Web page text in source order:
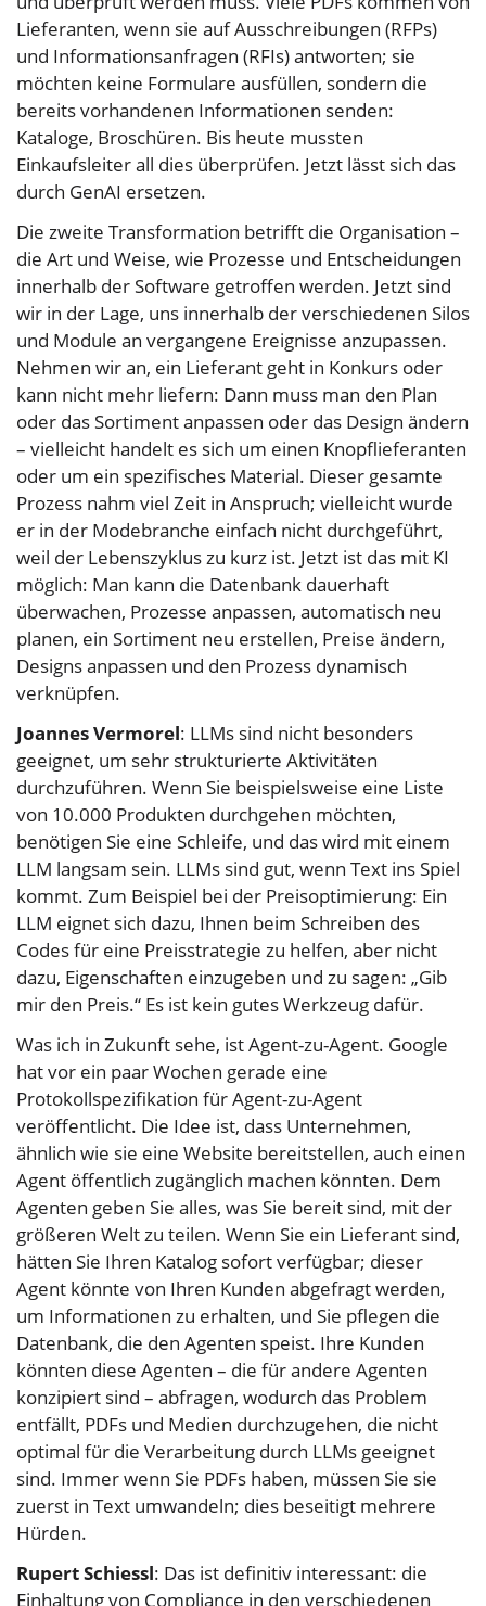
Lieferanten, wenn sie auf Ausschreibungen (RFPs)
und Informationsanfragen (RFIs) antworten; sie
möchten keine Formulare ausfüllen, sondern die
bereits vorhandenen Informationen senden:
Kataloge, Broschüren. Bis heute mussten
Einkaufsleiter all dies überprüfen. Jetzt lässt sich das
durch GenAI ersetzen.
Die zweite Transformation betrifft die Organisation –
die Art und Weise, wie Prozesse und Entscheidungen
innerhalb der Software getroffen werden. Jetzt sind
wir in der Lage, uns innerhalb der verschiedenen Silos
und Module an vergangene Ereignisse anzupassen.
Nehmen wir an, ein Lieferant geht in Konkurs oder
kann nicht mehr liefern: Dann muss man den Plan
oder das Sortiment anpassen oder das Design ändern
– vielleicht handelt es sich um einen Knopflieferanten
oder um ein spezifisches Material. Dieser gesamte
Prozess nahm viel Zeit in Anspruch; vielleicht wurde
er in der Modebranche einfach nicht durchgeführt,
weil der Lebenszyklus zu kurz ist. Jetzt ist das mit KI
möglich: Man kann die Datenbank dauerhaft
überwachen, Prozesse anpassen, automatisch neu
planen, ein Sortiment neu erstellen, Preise ändern,
Designs anpassen und den Prozess dynamisch
verknüpfen.
Joannes Vermorel: LLMs sind nicht besonders
geeignet, um sehr strukturierte Aktivitäten
durchzuführen. Wenn Sie beispielsweise eine Liste
von 10.000 Produkten durchgehen möchten,
benötigen Sie eine Schleife, und das wird mit einem
LLM langsam sein. LLMs sind gut, wenn Text ins Spiel
kommt. Zum Beispiel bei der Preisoptimierung: Ein
LLM eignet sich dazu, Ihnen beim Schreiben des
Codes für eine Preisstrategie zu helfen, aber nicht
dazu, Eigenschaften einzugeben und zu sagen: „Gib
mir den Preis.“ Es ist kein gutes Werkzeug dafür.
Was ich in Zukunft sehe, ist Agent-zu-Agent. Google
hat vor ein paar Wochen gerade eine
Protokollspezifikation für Agent-zu-Agent
veröffentlicht. Die Idee ist, dass Unternehmen,
ähnlich wie sie eine Website bereitstellen, auch einen
Agent öffentlich zugänglich machen könnten. Dem
Agenten geben Sie alles, was Sie bereit sind, mit der
größeren Welt zu teilen. Wenn Sie ein Lieferant sind,
hätten Sie Ihren Katalog sofort verfügbar; dieser
Agent könnte von Ihren Kunden abgefragt werden,
um Informationen zu erhalten, und Sie pflegen die
Datenbank, die den Agenten speist. Ihre Kunden
könnten diese Agenten – die für andere Agenten
konzipiert sind – abfragen, wodurch das Problem
entfällt, PDFs und Medien durchzugehen, die nicht
optimal für die Verarbeitung durch LLMs geeignet
sind. Immer wenn Sie PDFs haben, müssen Sie sie
zuerst in Text umwandeln; dies beseitigt mehrere
Hürden.
Rupert Schiessl: Das ist definitiv interessant: die
Einhaltung von Compliance in den verschiedenen